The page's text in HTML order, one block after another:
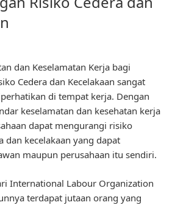
dan Keselamatan Kerja bagi
Cedera dan Kecelakaan sangat
di tempat kerja. Dengan
keselamatan dan kesehatan kerja
dapat mengurangi risiko
dan kecelakaan yang dapat
maupun perusahaan itu sendiri.
International Labour Organization
terdapat jutaan orang yang